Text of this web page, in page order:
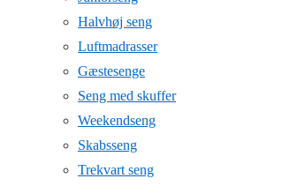
Halvhøj seng
Luftmadrasser
Gæstesenge
Seng med skuffer
Weekendseng
Skabsseng
Trekvart seng